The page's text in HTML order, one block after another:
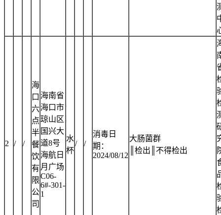
2 / /
海
口
六
点
半
餐
饮
有
限
公
司
海南省
海口市
琼山区
国兴大
道8号
海航日
月广场
C06-
6#-301-
1
水
杯
/ /
消毒日
期：
2024/08/12
大肠菌群
║检出║不得检出